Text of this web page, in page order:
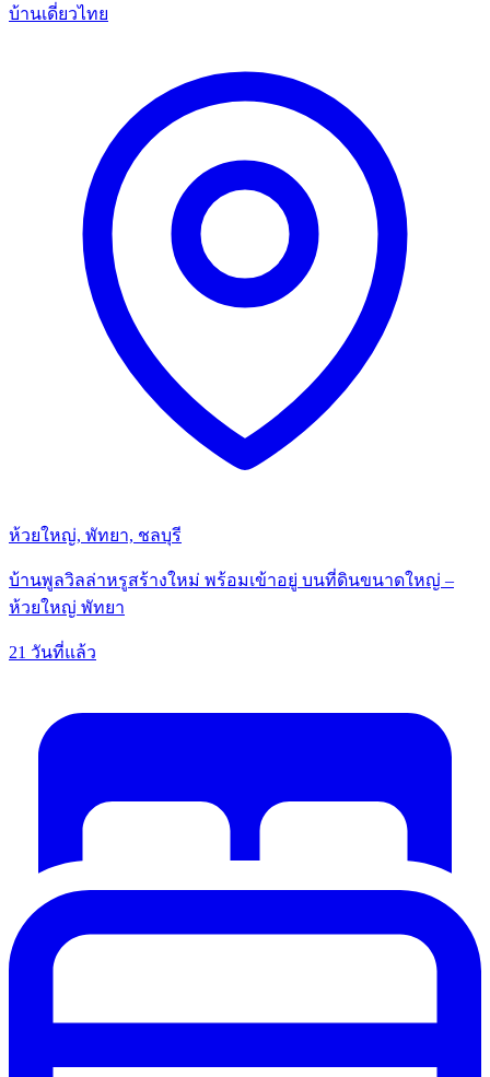
บ้านเดี่ยวไทย
ห้วยใหญ่, พัทยา, ชลบุรี
บ้านพูลวิลล่าหรูสร้างใหม่ พร้อมเข้าอยู่ บนที่ดินขนาดใหญ่ –
ห้วยใหญ่ พัทยา
21 วันที่แล้ว